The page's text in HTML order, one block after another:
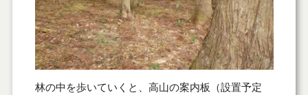
林の中を歩いていくと、高山の案内板（設置予定